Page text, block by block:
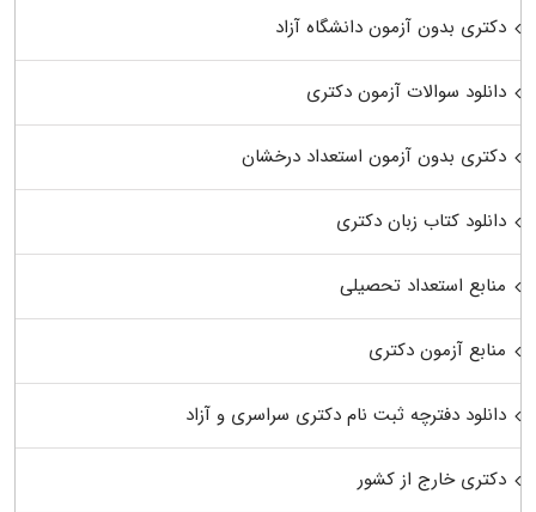
دکتری بدون آزمون دانشگاه آزاد
دانلود سوالات آزمون دکتری
دکتری بدون آزمون استعداد درخشان
دانلود کتاب زبان دکتری
منابع استعداد تحصیلی
منابع آزمون دکتری
دانلود دفترچه ثبت نام دکتری سراسری و آزاد
دکتری خارج از کشور